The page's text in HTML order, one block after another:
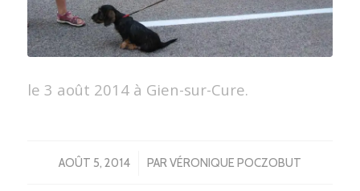
le 3 août 2014 à Gien-sur-Cure.
AOÛT 5, 2014
/ PARVÉRONIQUE POCZOBUT